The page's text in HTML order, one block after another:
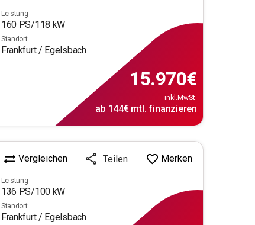
Leistung
160 PS/118 kW
Standort
Frankfurt / Egelsbach
15.970€
inkl.MwSt.
ab 144€mtl. finanzieren
Vergleichen Teilen Merken
Leistung
136 PS/100 kW
Standort
Frankfurt / Egelsbach